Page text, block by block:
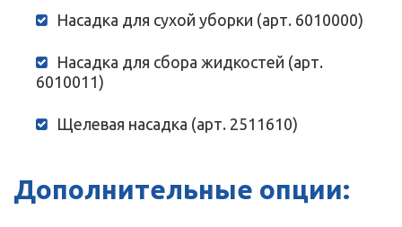
Насадка для сухой уборки (арт. 6010000)
Насадка для сбора жидкостей (арт.
6010011)
Щелевая насадка (арт. 2511610)
Дополнительные опции: